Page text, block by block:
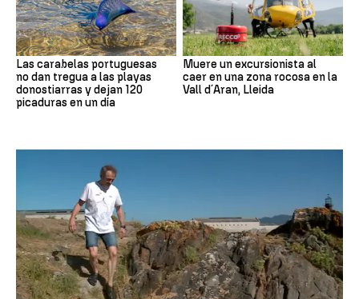
Las carabelas portuguesas
no dan tregua a las playas
donostiarras y dejan 120
picaduras en un día
Muere un excursionista al
caer en una zona rocosa en la
Vall d´Aran, Lleida